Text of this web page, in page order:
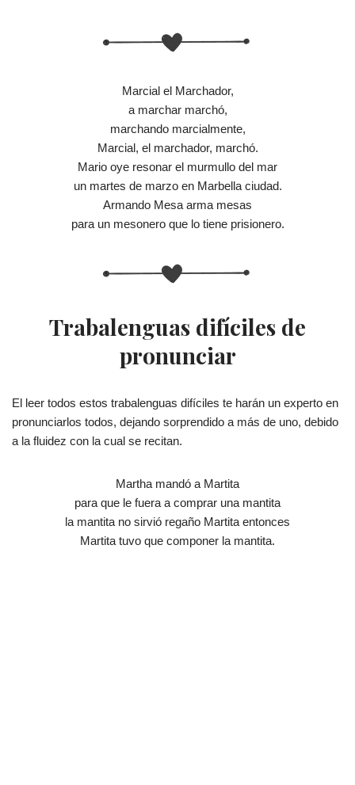
Marcial el Marchador,
a marchar marchó,
marchando marcialmente,
Marcial, el marchador, marchó.
Mario oye resonar el murmullo del mar
un martes de marzo en Marbella ciudad.
Armando Mesa arma mesas
para un mesonero que lo tiene prisionero.
Trabalenguas difíciles de
pronunciar
El leer todos estos trabalenguas difíciles te harán un experto en
pronunciarlos todos, dejando sorprendido a más de uno, debido
a la fluidez con la cual se recitan.
Martha mandó a Martita
para que le fuera a comprar una mantita
la mantita no sirvió regaño Martita entonces
Martita tuvo que componer la mantita.